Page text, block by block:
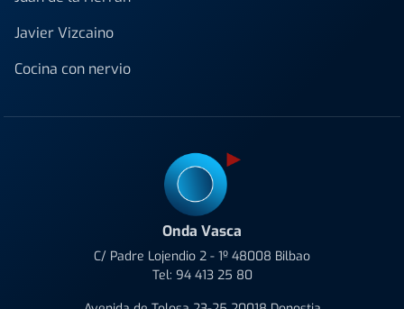
Javier Vizcaino
Cocina con nervio
Onda Vasca
C/ Padre Lojendio 2 - 1º 48008 Bilbao
Tel: 94 413 25 80